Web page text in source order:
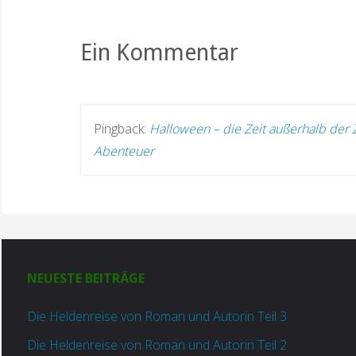
Ein Kommentar
Pingback: Halloween – die Zeit außerhalb
Abenteuer
NEUESTE BEITRÄGE
Die Heldenreise von Roman und Autorin Teil 3
Die Heldenreise von Roman und Autorin Teil 2